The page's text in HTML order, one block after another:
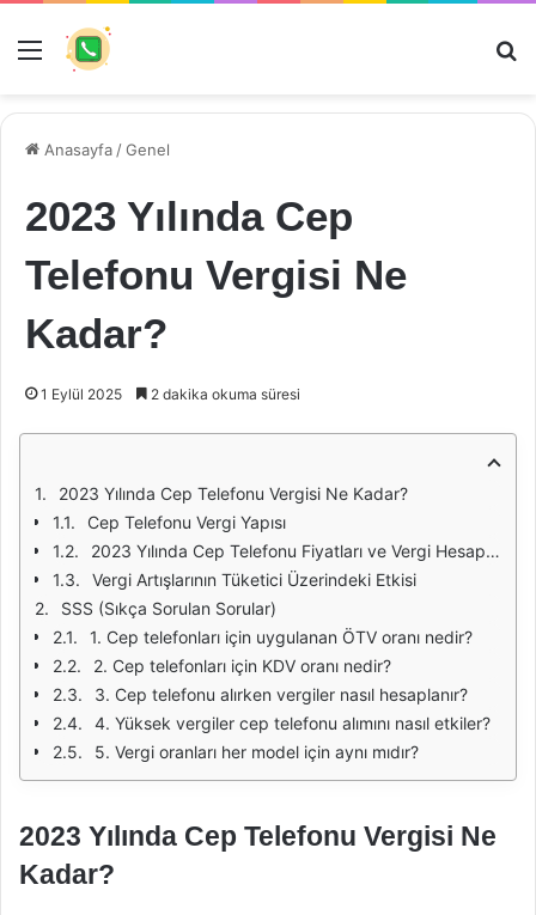
Menü
Anasayfa /Genel
2023 Yılında Cep
Telefonu Vergisi Ne
Kadar?
1 Eylül 2025 2 dakika okuma süresi
2023 Yılında Cep Telefonu Vergisi Ne Kadar?
Cep Telefonu Vergi Yapısı
2023 Yılında Cep Telefonu Fiyatları ve Vergi Hesaplaması
Vergi Artışlarının Tüketici Üzerindeki Etkisi
SSS (Sıkça Sorulan Sorular)
1. Cep telefonları için uygulanan ÖTV oranı nedir?
2. Cep telefonları için KDV oranı nedir?
3. Cep telefonu alırken vergiler nasıl hesaplanır?
4. Yüksek vergiler cep telefonu alımını nasıl etkiler?
5. Vergi oranları her model için aynı mıdır?
2023 Yılında Cep Telefonu Vergisi Ne
Kadar?